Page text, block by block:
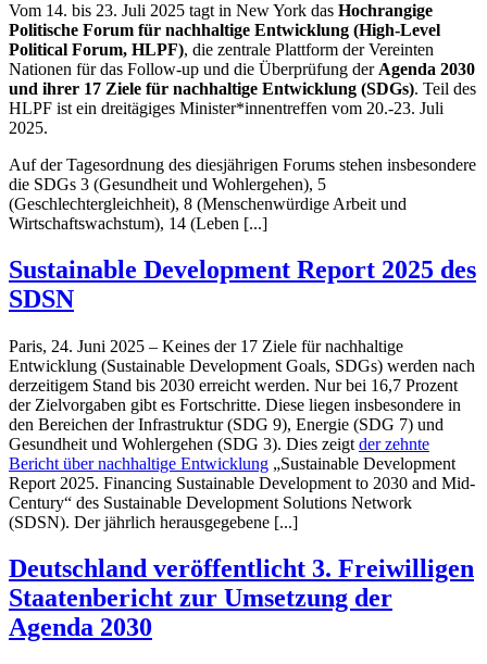
Vom 14. bis 23. Juli 2025 tagt in New York das Hochrangige
Politische Forum für nachhaltige Entwicklung (High-Level
Political Forum, HLPF), die zentrale Plattform der Vereinten
Nationen für das Follow-up und die Überprüfung der Agenda 2030
und ihrer 17 Ziele für nachhaltige Entwicklung (SDGs). Teil des
HLPF ist ein dreitägiges Minister*innentreffen vom 20.-23. Juli
2025.
Auf der Tagesordnung des diesjährigen Forums stehen insbesondere
die SDGs 3 (Gesundheit und Wohlergehen), 5
(Geschlechtergleichheit), 8 (Menschenwürdige Arbeit und
Wirtschaftswachstum), 14 (Leben [...]
Sustainable Development Report 2025 des
SDSN
Paris, 24. Juni 2025 – Keines der 17 Ziele für nachhaltige
Entwicklung (Sustainable Development Goals, SDGs) werden nach
derzeitigem Stand bis 2030 erreicht werden. Nur bei 16,7 Prozent
der Zielvorgaben gibt es Fortschritte. Diese liegen insbesondere in
den Bereichen der Infrastruktur (SDG 9), Energie (SDG 7) und
Gesundheit und Wohlergehen (SDG 3). Dies zeigt der zehnte
Bericht über nachhaltige Entwicklung „Sustainable Development
Report 2025. Financing Sustainable Development to 2030 and Mid-
Century“ des Sustainable Development Solutions Network
(SDSN). Der jährlich herausgegebene [...]
Deutschland veröffentlicht 3. Freiwilligen
Staatenbericht zur Umsetzung der
Agenda 2030